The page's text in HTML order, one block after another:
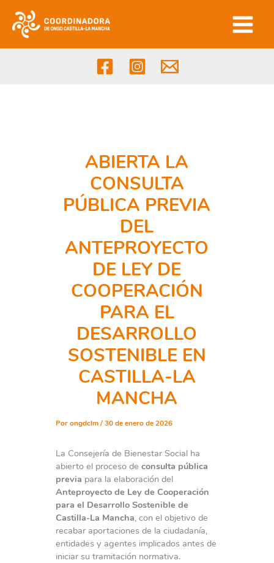
contenido
ABIERTA LA
CONSULTA
PÚBLICA PREVIA
DEL
ANTEPROYECTO
DE LEY DE
COOPERACIÓN
PARA EL
DESARROLLO
SOSTENIBLE EN
CASTILLA-LA
MANCHA
Porongdclm/30 de enero de 2026
La Consejería de Bienestar Social ha
abierto el proceso de consulta pública
previa para la elaboración del
Anteproyecto de Ley de Cooperación
para el Desarrollo Sostenible de
Castilla-La Mancha, con el objetivo de
recabar aportaciones de la ciudadanía,
entidades y agentes implicados antes de
iniciar su tramitación normativa.